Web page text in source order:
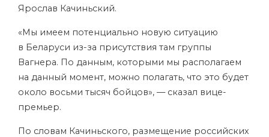
Ярослав Качиньский.
«Мы имеем потенциально новую ситуацию
в Беларуси из-за присутствия там группы
Вагнера. По данным, которыми мы располагаем
на данный момент, можно полагать, что это будет
около восьми тысяч бойцов», — сказал вице-
премьер.
По словам Качиньского, размещение российских